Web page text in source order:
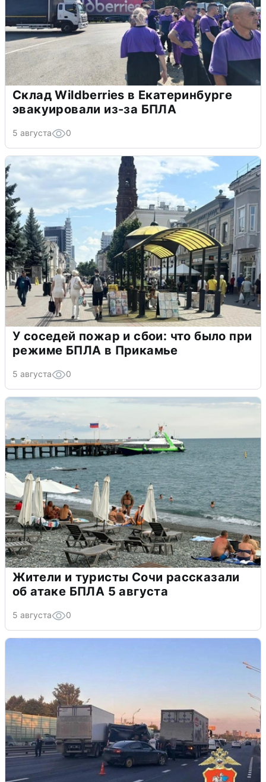
Склад Wildberries в Екатеринбурге
эвакуировали из-за БПЛА
5 августа 0
У соседей пожар и сбои: что было при
режиме БПЛА в Прикамье
5 августа 0
Жители и туристы Сочи рассказали
об атаке БПЛА 5 августа
5 августа 0